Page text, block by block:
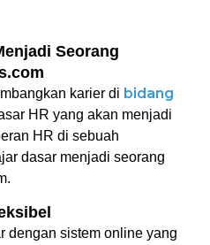
Seorang
karier di bidang
HR yang akan menjadi
HR di sebuah
dasar menjadi seorang
dengan sistem online yang